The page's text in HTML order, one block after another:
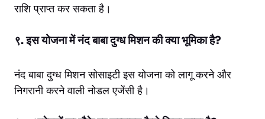
राशि प्राप्त कर सकता है।
९. इस योजना में नंद बाबा दुग्ध मिशन की क्या भूमिका है?
नंद बाबा दुग्ध मिशन सोसाइटी इस योजना को लागू करने और
निगरानी करने वाली नोडल एजेंसी है।